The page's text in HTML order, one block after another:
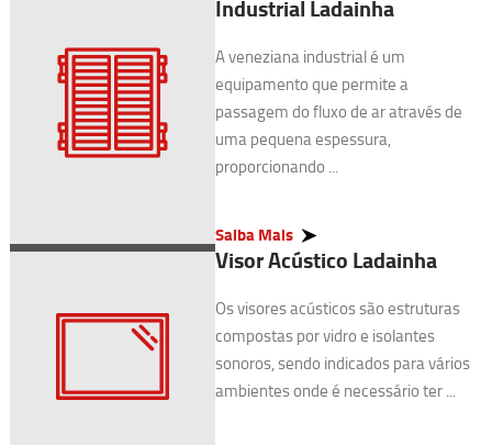
Industrial Ladainha
A veneziana industrial é um
equipamento que permite a
passagem do fluxo de ar através de
uma pequena espessura,
proporcionando ...
Saiba Mais
Visor Acústico Ladainha
Os visores acústicos são estruturas
compostas por vidro e isolantes
sonoros, sendo indicados para vários
ambientes onde é necessário ter ...